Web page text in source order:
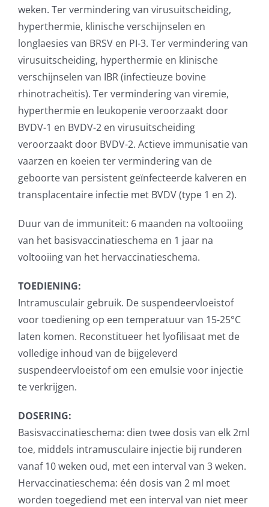
weken. Ter vermindering van virusuitscheiding,
hyperthermie, klinische verschijnselen en
longlaesies van BRSV en PI-3. Ter vermindering van
virusuitscheiding, hyperthermie en klinische
verschijnselen van IBR (infectieuze bovine
rhinotracheïtis). Ter vermindering van viremie,
hyperthermie en leukopenie veroorzaakt door
BVDV-1 en BVDV-2 en virusuitscheiding
veroorzaakt door BVDV-2. Actieve immunisatie van
vaarzen en koeien ter vermindering van de
geboorte van persistent geïnfecteerde kalveren en
transplacentaire infectie met BVDV (type 1 en 2).
Duur van de immuniteit: 6 maanden na voltooiing
van het basisvaccinatieschema en 1 jaar na
voltooiing van het hervaccinatieschema.
TOEDIENING:
Intramusculair gebruik. De suspendeervloeistof
voor toediening op een temperatuur van 15-25°C
laten komen. Reconstitueer het lyofilisaat met de
volledige inhoud van de bijgeleverd
suspendeervloeistof om een emulsie voor injectie
te verkrijgen.
DOSERING:
Basisvaccinatieschema: dien twee dosis van elk 2ml
toe, middels intramusculaire injectie bij runderen
vanaf 10 weken oud, met een interval van 3 weken.
Hervaccinatieschema: één dosis van 2 ml moet
worden toegediend met een interval van niet meer